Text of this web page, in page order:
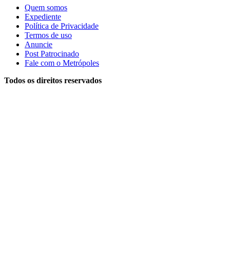
Quem somos
Expediente
Política de Privacidade
Termos de uso
Anuncie
Post Patrocinado
Fale com o Metrópoles
Todos os direitos reservados